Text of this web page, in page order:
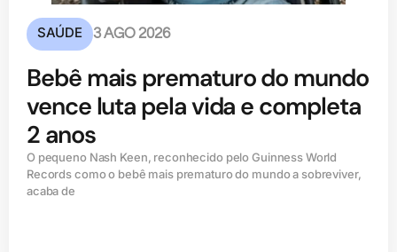
SAÚDE 3 AGO 2026
Bebê mais prematuro do mundo
vence luta pela vida e completa
2 anos
O pequeno Nash Keen, reconhecido pelo Guinness World
Records como o bebê mais prematuro do mundo a sobreviver,
acaba de